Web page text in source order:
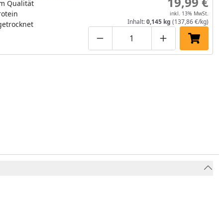
Qualität
Produktmenge um eins
Produktmenge manuell
Produktmenge
In den
inkl. 13% MwSt.
Inhalt:0,145 kg (137,86 €/kg)